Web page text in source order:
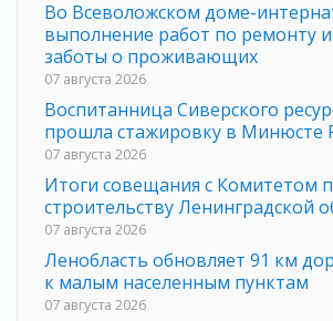
Во Всеволожском доме-
выполнение работ по ремонту
заботы о проживающих
07 августа 2026
Воспитанница Сиверского
прошла стажировку в Минюсте
07 августа 2026
Итоги совещания с Комитетом
строительству Ленинградской
07 августа 2026
Ленобласть обновляет 91 км
к малым населенным пунктам
07 августа 2026